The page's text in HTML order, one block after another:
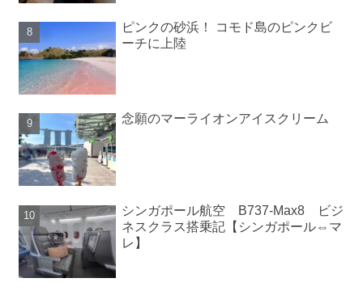
ピンクの砂浜！ コモド島のピンクビ
ーチに上陸
念願のマーライオンアイスクリーム
シンガポール航空 B737-Max8 ビジ
ネスクラス搭乗記【シンガポール⇔マ
レ】